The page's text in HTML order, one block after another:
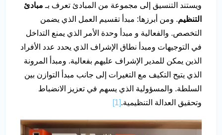
ويستند التنسيق إلى مجموعة من المبادئ تعرف بـ مبادئ
التنظيم. ومن أبرزها: مبدأ تقسيم العمل الذي يضمن
التخصص. والفعالية و مبدأ وحدة الأمر الذي يمنع التداخل
في التوجيهات ومبدأ نطاق الإشراف الذي يحدد عدد الأفراد
الذين يمكن للمدير الإشراف عليهم بفعالية. ومبدأ المرونة
الذي يتيح التكيف مع التغيرات إلى جانب مبدأ التوازن بين
السلطة. والمسؤولية الذي يسهم في تعزيز الانضباط
وتحقيق العدالة التنظيمية.[1]